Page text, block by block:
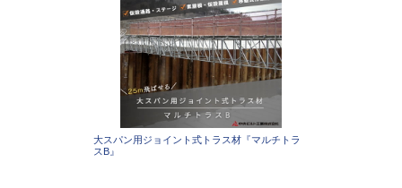
大スパン用ジョイント式トラス材『マルチトラ
スB』